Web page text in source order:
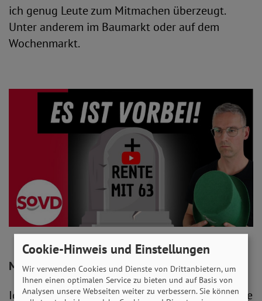
ich genug Leute zum Mitmachen überzeugt.
Unter anderem im Baumarkt oder auf dem
Wochenmarkt.
Mit Menschen können Sie dann ganz gut, oder?
Ich tue das gern. Ähnlich ist es ja, wenn es um die
Cookie-Hinweis und Einstellungen
Wir verwenden Cookies und Dienste von Drittanbietern, um
Ihnen einen optimalen Service zu bieten und auf Basis von
Analysen unsere Webseiten weiter zu verbessern. Sie können